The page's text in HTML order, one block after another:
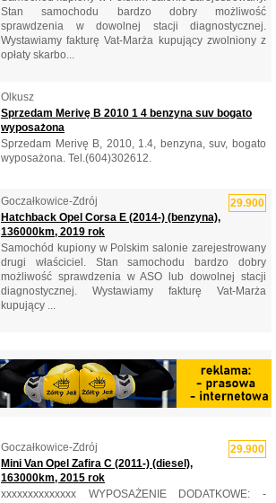
Stan samochodu bardzo dobry możliwość
sprawdzenia w dowolnej stacji diagnostycznej.
Wystawiamy fakturę Vat-Marża kupujący zwolniony z
opłaty skarbo...
Olkusz
Sprzedam Merivę B 2010 1 4 benzyna suv bogato
wyposażona
Sprzedam Merivę B, 2010, 1.4, benzyna, suv, bogato
wyposażona. Tel.(604)302612.
29.900
Goczałkowice-Zdrój
Hatchback Opel Corsa E (2014-) (benzyna),
136000km, 2019 rok
Samochód kupiony w Polskim salonie zarejestrowany
drugi właściciel. Stan samochodu bardzo dobry
możliwość sprawdzenia w ASO lub dowolnej stacji
diagnostycznej. Wystawiamy fakturę Vat-Marża
kupujący ...
29.900
Goczałkowice-Zdrój
Mini Van Opel Zafira C (2011-) (diesel),
163000km, 2015 rok
xxxxxxxxxxxxxx WYPOSAŻENIE DODATKOWE: -